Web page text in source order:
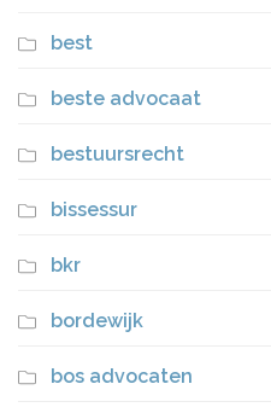
best
beste advocaat
bestuursrecht
bissessur
bkr
bordewijk
bos advocaten